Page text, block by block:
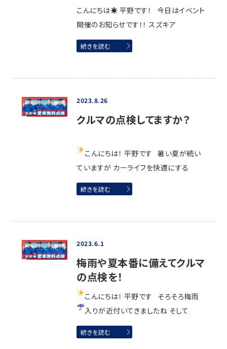
こんにちは☀ 平野です！ 今日はイベント
開催のお知らせです！！ スズキア
続きを読む
2023.8.26
クルマの点検してますか？
こんにちは！ 平野です 暑い夏が続い
ていますが カーライフを快適にする
続きを読む
2023.6.1
梅雨や夏本番に備えてクルマ
の点検を！
こんにちは！ 平野です そろそろ梅雨
入りが近付いてきましたね そして
続きを読む